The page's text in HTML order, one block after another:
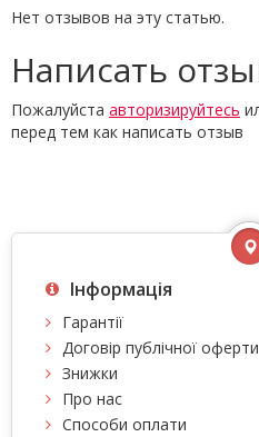
Нет отзывов на эту статью.
Написать
Пожалуйста авторизируйтесь
перед тем как написать отзыв
Інформація
Гарантії
Договір публічної оферти
Знижки
Про нас
Способи оплати